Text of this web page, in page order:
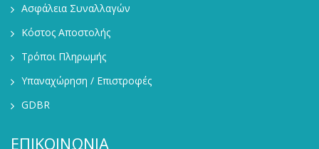
Ασφάλεια Συναλλαγών
Κόστος Αποστολής
Τρόποι Πληρωμής
Υπαναχώρηση / Επιστροφές
GDBR
ΕΠΙΚΟΙΝΩΝΙΑ